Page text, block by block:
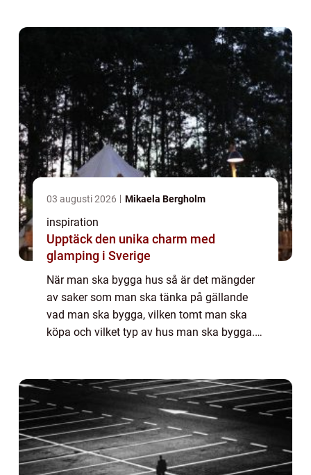
03 augusti 2026 Mikaela Bergholm
inspiration
Upptäck den unika charm med
glamping i Sverige
När man ska bygga hus så är det mängder
av saker som man ska tänka på gällande
vad man ska bygga, vilken tomt man ska
köpa och vilket typ av hus man ska bygga.